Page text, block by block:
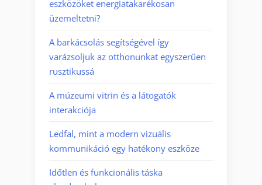
eszközöket energiatakarékosan
üzemeltetni?
A barkácsolás segítségével így
varázsoljuk az otthonunkat egyszerűen
rusztikussá
A múzeumi vitrin és a látogatók
interakciója
Ledfal, mint a modern vizuális
kommunikáció egy hatékony eszköze
Időtlen és funkcionális táska